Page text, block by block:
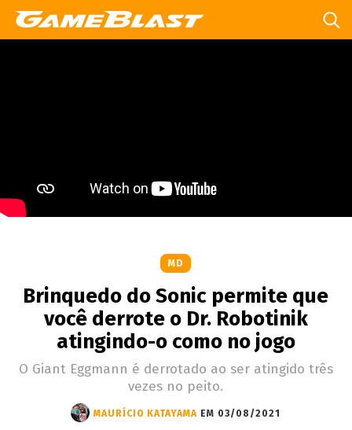
MD
Brinquedo do Sonic permite que
você derrote o Dr. Robotinik
atingindo-o como no jogo
O Giant Eggmann é derrotado ao ser atingido três
vezes no peito.
MAURÍCIO KATAYAMA EM 03/08/2021